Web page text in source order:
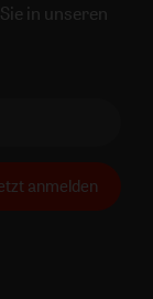
in unseren
anmelden